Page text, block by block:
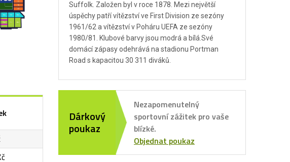
Suffolk. Založen byl v roce 1878. Mezi největší
úspěchy patří vítězství ve First Division ze sezóny
1961/62 a vítězství v Poháru UEFA ze sezóny
1980/81. Klubové barvy jsou modrá a bílá.Své
domácí zápasy odehrává na stadionu Portman
Road s kapacitou 30 311 diváků.
Dárkový
poukaz
Nezapomenutelný
sportovní zážitek pro vaše
blízké.
Objednat poukaz